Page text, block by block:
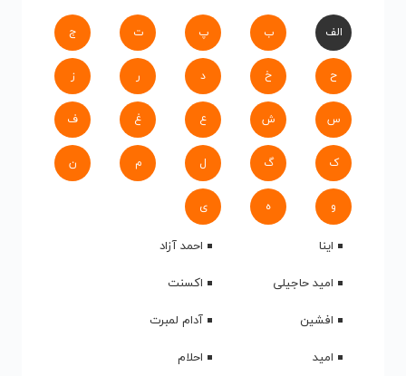
الف ب پ ت ج
ح خ د ر ز
س ش ع غ ف
ک گ ل م ن
و ه ی
اینا
احمد آزاد
امید حاجیلی
اکسنت
افشین
آدام لمبرت
امید
احلام